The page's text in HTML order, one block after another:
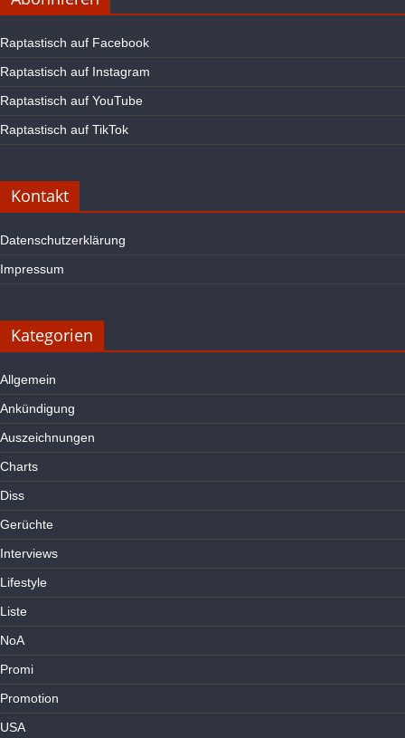
Raptastisch auf Facebook
Raptastisch auf Instagram
Raptastisch auf YouTube
Raptastisch auf TikTok
Kontakt
Datenschutzerklärung
Impressum
Kategorien
Allgemein
Ankündigung
Auszeichnungen
Charts
Diss
Gerüchte
Interviews
Lifestyle
Liste
NoA
Promi
Promotion
USA